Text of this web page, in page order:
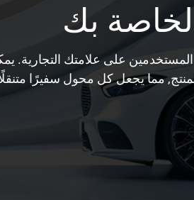
الخاصة بك
على علامتك التجارية.
مما يجعل كل محول سفيرًا متنقلًا